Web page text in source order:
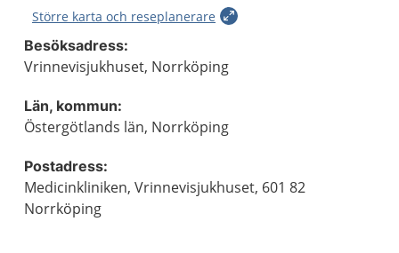
Större karta och reseplanerare
Besöksadress:
Vrinnevisjukhuset, Norrköping
Län, kommun:
Östergötlands län, Norrköping
Postadress:
Medicinkliniken, Vrinnevisjukhuset, 601 82
Norrköping